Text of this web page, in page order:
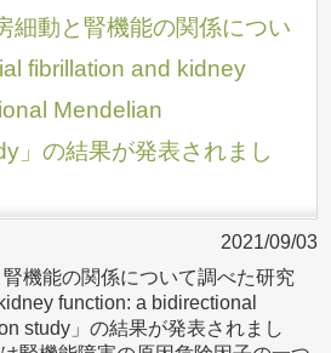
細動と腎機能の関係につい
fibrillation and kidney
Mendelian
」の結果が発表されまし
2021/09/03
機能の関係について調べた研究
function: a bidirectional
study」の結果が発表されまし